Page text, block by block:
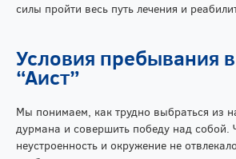
силы пройти весь путь лечения и
Условия пребывания
“Аист”
Мы понимаем, как трудно выбраться из
дурмана и совершить победу над собой.
неустроенность и окружение не